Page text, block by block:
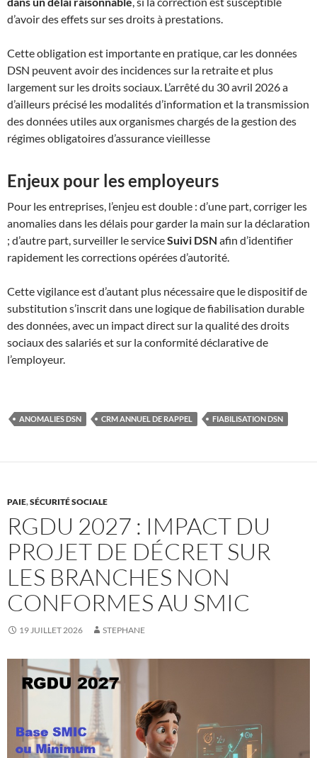
d’avoir des effets sur ses droits à prestations.
Cette obligation est importante en pratique, car les données
DSN peuvent avoir des incidences sur la retraite et plus
largement sur les droits sociaux. L’arrêté du 30 avril 2026 a
d’ailleurs précisé les modalités d’information et la transmission
des données utiles aux organismes chargés de la gestion des
régimes obligatoires d’assurance vieillesse
Enjeux pour les employeurs
Pour les entreprises, l’enjeu est double : d’une part, corriger les
anomalies dans les délais pour garder la main sur la déclaration
; d’autre part, surveiller le serviceSuivi DSN afin d’identifier
rapidement les corrections opérées d’autorité.
Cette vigilance est d’autant plus nécessaire que le dispositif de
substitution s’inscrit dans une logique de fiabilisation durable
des données, avec un impact direct sur la qualité des droits
sociaux des salariés et sur la conformité déclarative de
l’employeur.
ANOMALIES DSN CRM ANNUEL DE RAPPEL FIABILISATION DSN
PAIE,SÉCURITÉ SOCIALE
RGDU 2027 : IMPACT DU
PROJET DE DÉCRET SUR
LES BRANCHES NON
CONFORMES AU SMIC
19 JUILLET 2026 STEPHANE